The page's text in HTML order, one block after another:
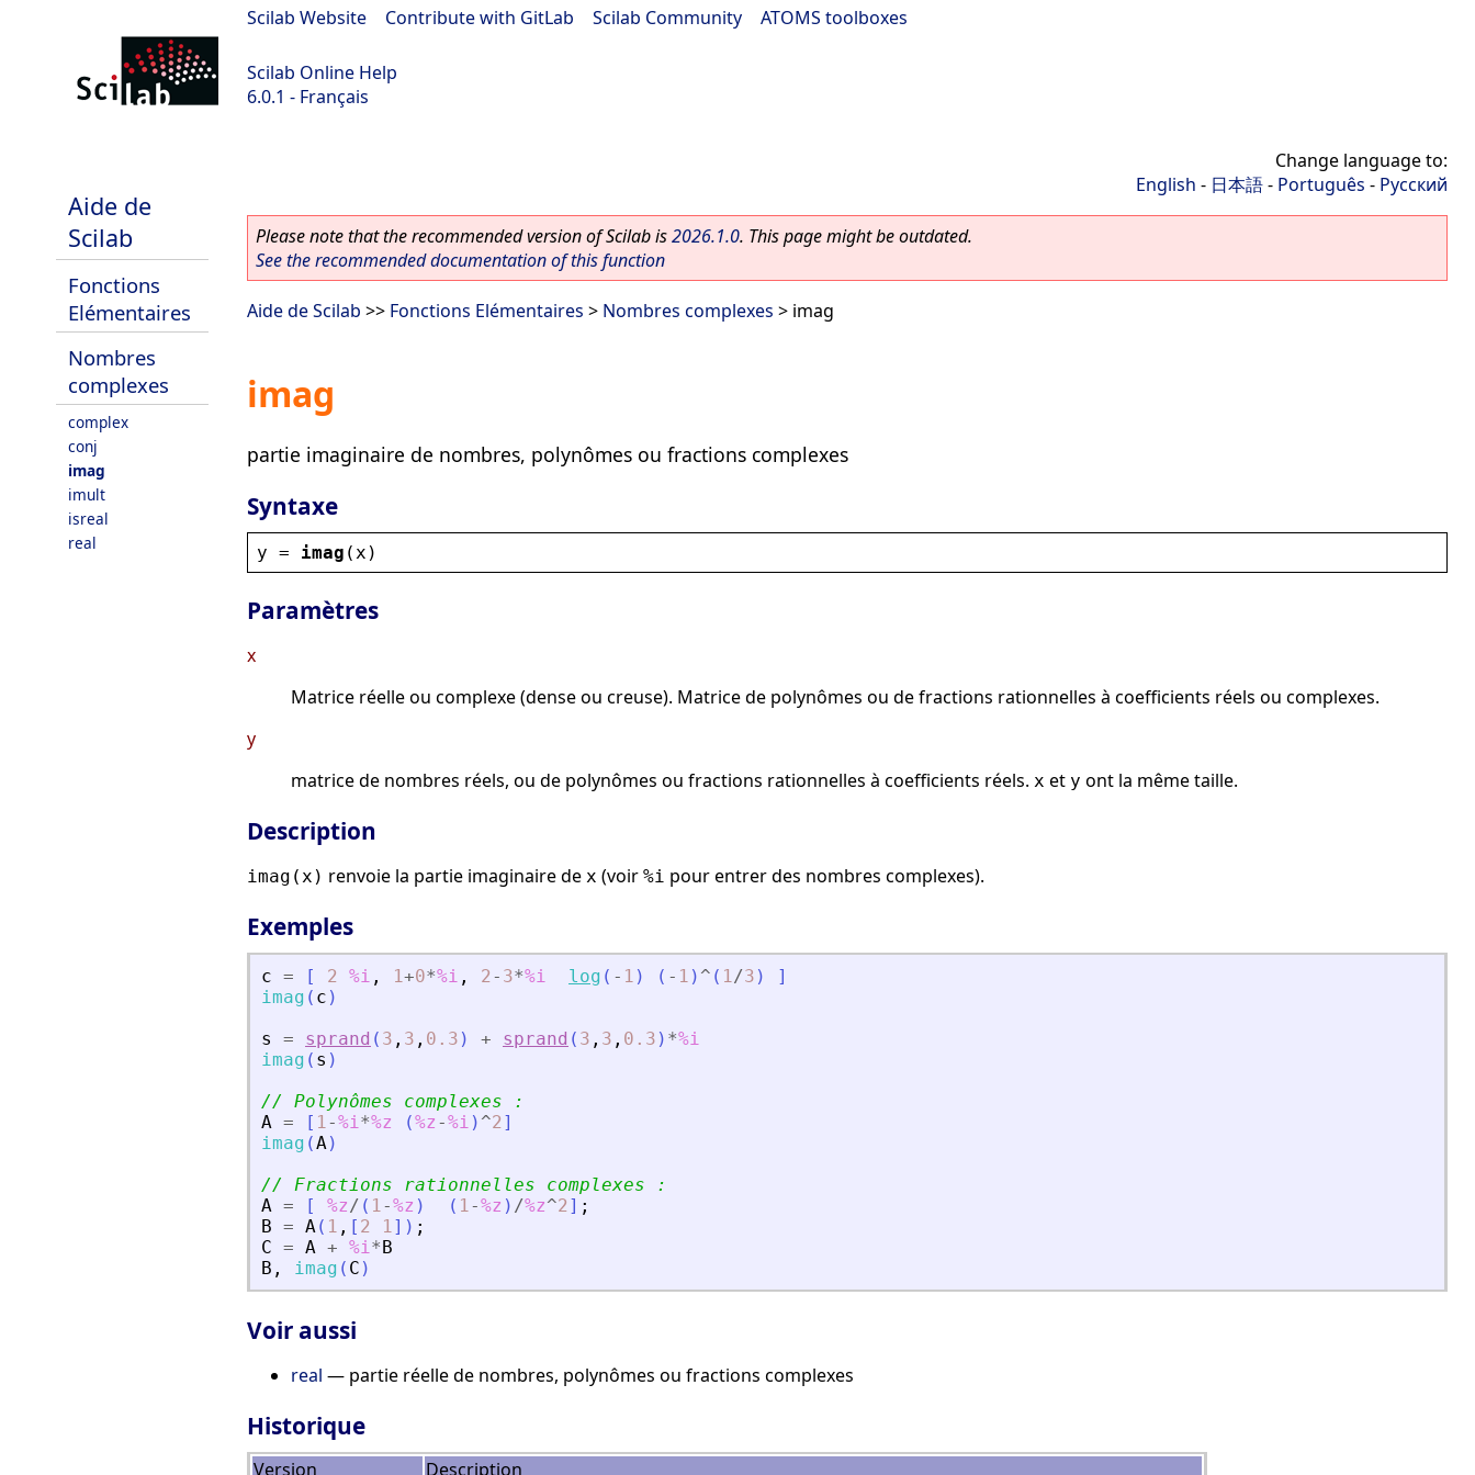
Scilab Website Contribute with GitLab Scilab Community ATOMS toolboxes
Scilab Online Help
6.0.1 - Français
Aide de
Scilab
Fonctions
Elémentaires
Nombres
complexes
complex
conj
imag
imult
isreal
real
Change language to:
English - 日本語- Português - Русский
Please note that the recommended version of Scilab is2026.1.0. This page might be outdated.
See the recommended documentation of this function
Aide de Scilab >> Fonctions Elémentaires > Nombres complexes > imag
imag
partie imaginaire de nombres, polynômes ou fractions complexes
Syntaxe
y = imag ( x )
Paramètres
x
Matrice réelle ou complexe (dense ou creuse). Matrice de polynômes ou de fractions rationnelles à coefficients réels ou complexes.
y
matrice de nombres réels, ou de polynômes ou fractions rationnelles à coefficients réels. x et y ont la même taille.
Description
imag(x) renvoie la partie imaginaire de x (voir %i pour entrer des nombres complexes).
Exemples
c = [ 2 %i , 1+0*%i , 2- 3*%i log ( - 1 ) ( - 1 ) ^ ( 1/3 )
]
imag ( c )
s
= sprand ( 3 , 3 , 0.3 ) + sprand ( 3 , 3 , 0.3 ) *%i
imag ( s )
// Polynômes complexes :
A = [ 1-%i*%z (%z -%i ) ^2]
imag (A)
// Fractions rationnelles complexes :
A = [ %z/ ( 1-%z ) ( 1-%z ) /%z^2] ;
B = A( 1 , [ 2 1] ) ;
C = A + %i*B
B , imag ( C )
Voir aussi
real — partie réelle de nombres, polynômes ou fractions complexes
Historique
Version Description